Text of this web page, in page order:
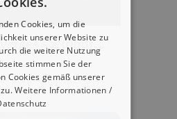
- a tribute
Cookies, um die
unserer Website zu
die weitere Nutzung
stimmen Sie der
Cookies gemäß unserer
zu.Weitere Informationen /